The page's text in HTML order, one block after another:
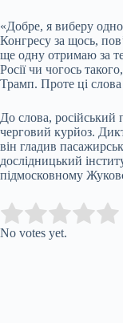
«Добре, я виберу
Конгресу за щось,
ще одну отримаю за
Росії чи чогось
Трамп. Проте ці
До слова,
черговий курйоз.
він гладив
дослідницький
підмосковному
Rate this item:
No votes yet.